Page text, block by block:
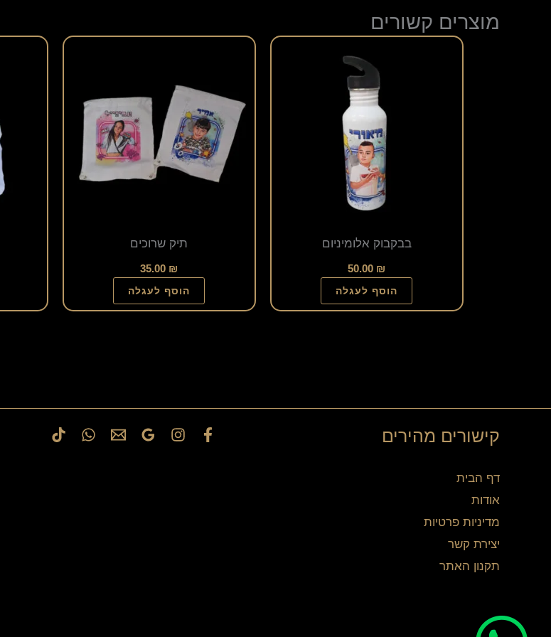
מוצרים קשורים
בבקבוק אלומיניום
50.00 ₪
הוסף לעגלה
תיק שרוכים
35.00 ₪
הוסף לעגלה
מספר
סוגים.
ניתן
לבחור
קישורים מהירים
דף הבית
אודות
מדיניות פרטיות
יצירת קשר
תקנון האתר